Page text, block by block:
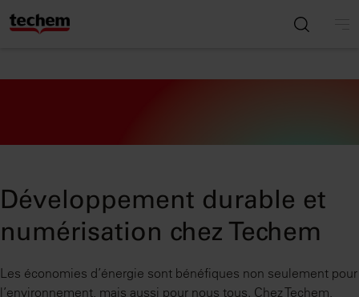
Développement durable et
numérisation chez Techem
Les économies d’énergie sont bénéfiques non seulement pour
l’environnement, mais aussi pour nous tous. Chez Techem,